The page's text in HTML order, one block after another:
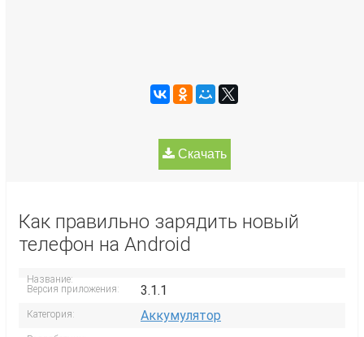
Скачать
Как правильно зарядить новый
телефон на Android
Название:
Версия приложения:
3.1.1
Категория: Аккумулятор